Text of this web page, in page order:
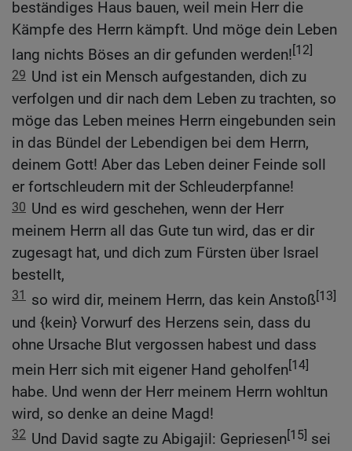
beständiges Haus bauen, weil mein Herr die
Kämpfe des Herrn kämpft. Und möge dein Leben
lang nichts Böses an dir gefunden werden![12]
29 Und ist ein Mensch aufgestanden, dich zu
verfolgen und dir nach dem Leben zu trachten, so
möge das Leben meines Herrn eingebunden sein
in das Bündel der Lebendigen bei dem Herrn,
deinem Gott! Aber das Leben deiner Feinde soll
er fortschleudern mit der Schleuderpfanne!
30 Und es wird geschehen, wenn der Herr
meinem Herrn all das Gute tun wird, das er dir
zugesagt hat, und dich zum Fürsten über Israel
bestellt,
31 so wird dir, meinem Herrn, das kein Anstoß[13]
und {kein} Vorwurf des Herzens sein, dass du
ohne Ursache Blut vergossen habest und dass
mein Herr sich mit eigener Hand geholfen[14]
habe. Und wenn der Herr meinem Herrn wohltun
wird, so denke an deine Magd!
32 Und David sagte zu Abigajil: Gepriesen[15] sei